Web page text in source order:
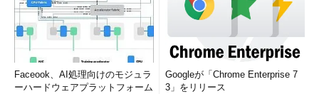
Faceook、AI処理向けのモジュラ
ーハードウェアプラットフォーム
Googleが「Chrome Enterprise 7
3」をリリース